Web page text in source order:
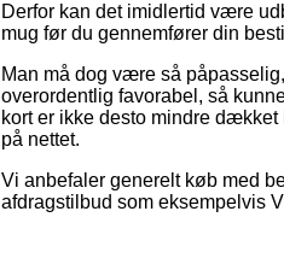
Derfor kan det imidlertid være
mug før du gennemfører din
Man må dog være så
overordentlig favorabel, så
kort er ikke desto mindre
på nettet.
Vi anbefaler generelt køb med
afdragstilbud som eksempelvis